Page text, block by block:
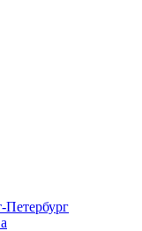
Петербург